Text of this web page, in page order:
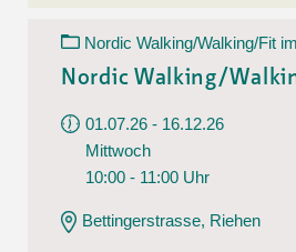
Nordic Walking/Walking/Fit
Nordic Walking/
01.07.26 - 16.12.26
Mittwoch
10:00 - 11:00 Uhr
Bettingerstrasse, Riehen